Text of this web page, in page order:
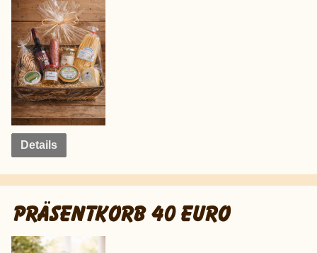
Details
PRÄSENTKORB 40 EURO